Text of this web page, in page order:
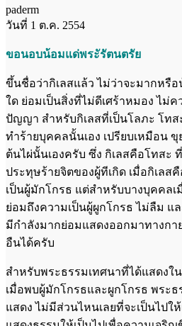
paderm
วันที่ 1 ต.ค. 2554
ขอนอบน้อมแด่พระัรัตนตรัย
ขึ้นชื่อว่ากิเลสแล้ว ไม่ว่าจะมากหรือ
ใด ย่อมเป็นสิ่งที่ไม่ดีเศร้าหมอง ไม่
ปัญญา สำหรับกิเลสที่เป็นโลภะ โทส
ทำร้ายบุคคลนั้นเอง เปรียบเหมือน ขุ
ต้นไผ่นั้นเองครับ ซึ่ง กิเลสคือโทสะ
ประทุษร้ายจิตของผู้ทีเกิด เมื่อกิเลส
เป็นผู้มักโกรธ แต่สำหรับบางบุคคลเ
ย่อมถึงความเป็นผู้ผูกโกรธ ไม่ลืม แ
มีกำลังมากย่อมแสดงออกมาทางกา
อืนได้ครับ
สำหรับพระธรรมเทศนาที่ได้แสดงใ
เมื่อพบผู้มักโกรธและผูกโกรธ พระ
แสดง ไม่มีส่วนไหนเลยที่จะเป็นไปใ